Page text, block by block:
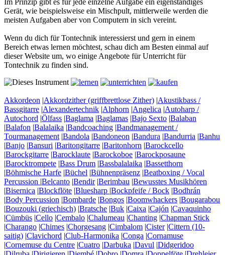
Im Prinzip gibt es für jede einzelne Aufgabe ein eigenständiges
Gerät, wie beispielsweise ein Mischpult, mittlerweile werden die
meisten Aufgaben aber von Computern in sich vereint.
Wenn du dich für Tontechnik interessierst und gern in einem
Bereich etwas lernen möchtest, schau dich am Besten einmal auf
dieser Website um, wo einige Angebote für Unterricht für
Tontechnik zu finden sind.
Akkordeon |Akkordzither (griffbrettlose Zither) |Akustikbass /
Bassgitarre |Alexandertechnik |Alphorn |Angelica |Autoharp /
Autochord |Ölfass |Baglama |Baglamas |Bajo Sexto |Balaban
|Balafon |Balalaika |Bandcoaching |Bandmanagement /
Tourmanagement|Bandola |Bandoneon |Bandura |Bandurria |Banhu
|Banjo |Bansuri |Baritongitarre |Baritonhorn |Barockcello
|Barockgitarre |Barocklaute |Barockoboe |Barockposaune
|Barocktrompete |Bass Drum |Bassbalalaika |Bassetthorn
|Böhmische Harfe |Büchel |Bühnenpräsenz |Beatboxing / Vocal
Percussion |Belcanto |Bendir|Berimbau |Bewusstes Musikhören
|Bisernica |Blockflöte |Bluesharp |Bockpfeife / Bock |Bodhrán
|Body Percussion |Bombarde |Bongos |Boomwhackers |Bougarabou
|Bouzouki (griechisch) |Bratsche |Buk |Caixa |Cajón |Cavaquinho
|Cümbüs |Cello |Cembalo |Chalumeau |Chanting |Chapman Stick
|Charango |Chimes |Chorgesang |Cimbalom |Cister|Cittern (10-
saitig) |Clavichord |Club-Harmonika |Conga |Cornamuse
|Cornemuse du Centre |Cuatro |Darbuka |Davul |Didgeridoo